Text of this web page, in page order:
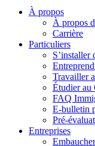
À propos
À propos
Carrière
Particuliers
S’installer
Travailler
Étudier au
FAQ
E-bulletin
Pré-
Entreprises